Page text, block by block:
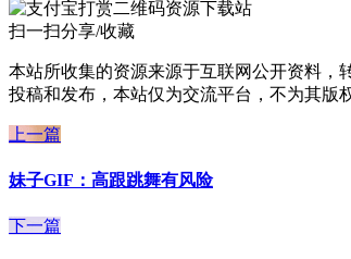
资源下载站
扫一扫分享/收藏
本站所收集的资源来源于互联网公开资料，
投稿和发布，本站仅为交流平台，不为其版
上一篇
妹子GIF：高跟跳舞有风险
下一篇